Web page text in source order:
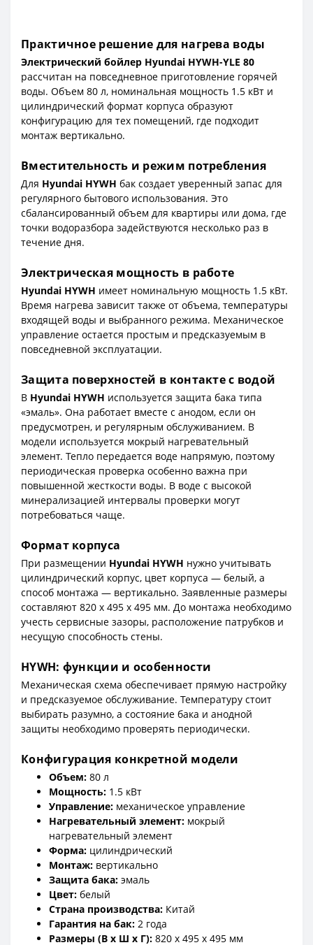
Практичное решение для нагрева воды
Электрический бойлер Hyundai HYWH-YLE 80
рассчитан на повседневное приготовление горячей
воды. Объем 80 л, номинальная мощность 1.5 кВт и
цилиндрический формат корпуса образуют
конфигурацию для тех помещений, где подходит
монтаж вертикально.
Вместительность и режим потребления
Для Hyundai HYWH бак создает уверенный запас для
регулярного бытового использования. Это
сбалансированный объем для квартиры или дома, где
точки водоразбора задействуются несколько раз в
течение дня.
Электрическая мощность в работе
Hyundai HYWH имеет номинальную мощность 1.5 кВт.
Время нагрева зависит также от объема, температуры
входящей воды и выбранного режима. Механическое
управление остается простым и предсказуемым в
повседневной эксплуатации.
Защита поверхностей в контакте с водой
В Hyundai HYWH используется защита бака типа
«эмаль». Она работает вместе с анодом, если он
предусмотрен, и регулярным обслуживанием. В
модели используется мокрый нагревательный
элемент. Тепло передается воде напрямую, поэтому
периодическая проверка особенно важна при
повышенной жесткости воды. В воде с высокой
минерализацией интервалы проверки могут
потребоваться чаще.
Формат корпуса
При размещении Hyundai HYWH нужно учитывать
цилиндрический корпус, цвет корпуса — белый, а
способ монтажа — вертикально. Заявленные размеры
составляют 820 x 495 x 495 мм. До монтажа необходимо
учесть сервисные зазоры, расположение патрубков и
несущую способность стены.
HYWH: функции и особенности
Механическая схема обеспечивает прямую настройку
и предсказуемое обслуживание. Температуру стоит
выбирать разумно, а состояние бака и анодной
защиты необходимо проверять периодически.
Конфигурация конкретной модели
Объем: 80 л
Мощность: 1.5 кВт
Управление: механическое управление
Нагревательный элемент: мокрый
нагревательный элемент
Форма: цилиндрический
Монтаж: вертикально
Защита бака: эмаль
Цвет: белый
Страна производства: Китай
Гарантия на бак: 2 года
Размеры (В x Ш x Г): 820 x 495 x 495 мм